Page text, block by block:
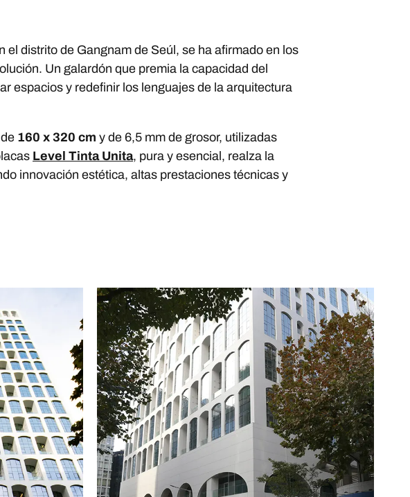
distrito de Gangnam de Seúl, se ha afirmado en los
Un galardón que premia la capacidad del
espacios y redefinir los lenguajes de la arquitectura
160 x 320 cm y de 6,5 mm de grosor, utilizadas
Level Tinta Unita, pura y esencial, realza la
innovación estética, altas prestaciones técnicas y